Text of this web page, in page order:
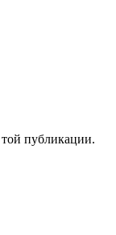
публикации.